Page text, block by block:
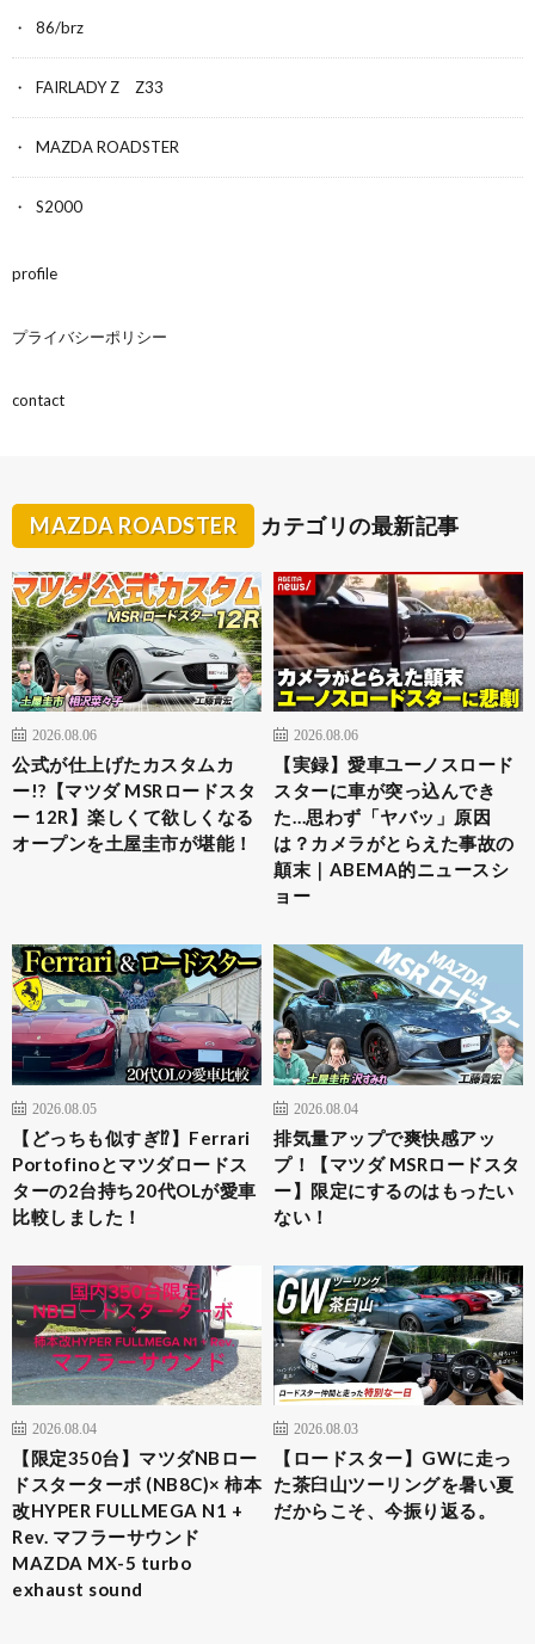
86/brz
FAIRLADY Z Z33
MAZDA ROADSTER
S2000
profile
プライバシーポリシー
contact
MAZDA ROADSTER カテゴリの最新記事
2026.08.06
公式が仕上げたカスタムカ
ー!?【マツダ MSRロードスタ
ー 12R】楽しくて欲しくなる
オープンを土屋圭市が堪能！
2026.08.06
【実録】愛車ユーノスロード
スターに車が突っ込んでき
た…思わず「ヤバッ」原因
は？カメラがとらえた事故の
顛末｜ABEMA的ニュースシ
ョー
2026.08.05
【どっちも似すぎ⁉︎】Ferrari
Portofinoとマツダロードス
ターの2台持ち20代OLが愛車
比較しました！
2026.08.04
排気量アップで爽快感アッ
プ！【マツダ MSRロードスタ
ー】限定にするのはもったい
ない！
2026.08.04
​【限定350台】マツダNBロー
ドスターターボ (NB8C)× 柿本
改HYPER FULLMEGA N1 +
Rev. マフラーサウンド
MAZDA MX-5 turbo
exhaust sound
2026.08.03
【ロードスター】GWに走っ
た茶臼山ツーリングを暑い夏
だからこそ、今振り返る。